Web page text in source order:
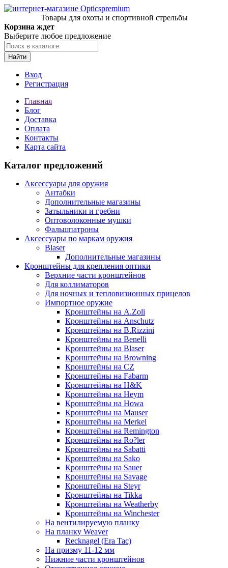
Товары для охоты и спортивной стрельбы
Корзина ждет
Выберите любое предложение
Найти
Вход
Регистрация
Главная
Блог
Доставка
Оплата
Контакты
Карта сайта
Каталог предложений
Аксессуары для оружия
Антабки
Дополнительные магазины
Затыльники и гребни
Оптоволоконные мушки
Фальшпатроны
Аксессуары по маркам оружия
Blaser
Дополнительные магазины
Кронштейны для крепления оптики
Верхние части кронштейнов
Для коллиматоров
Для ночных и тепловизионных прицелов
Импортное оружие
Кронштейны на A.Zoli
Кронштейны на Anschutz
Кронштейны на B.Rizzini
Кронштейны на Benelli
Кронштейны на Blaser
Кронштейны на Browning
Кронштейны на CZ
Кронштейны на Fabarm
Кронштейны на H&K
Кронштейны на Heym
Кронштейны на Howa
Кронштейны на Mauser
Кронштейны на Merkel
Кронштейны на Remington
Кронштейны на Ro?ler
Кронштейны на Sabatti
Кронштейны на Sako
Кронштейны на Sauer
Кронштейны на Savage
Кронштейны на Steyr
Кронштейны на Tikka
Кронштейны на Weatherby
Кронштейны на Winchester
На вентилируемую планку
На планку Weaver
Recknagel (Era Tac)
На призму 11-12 мм
Нижние части кронштейнов